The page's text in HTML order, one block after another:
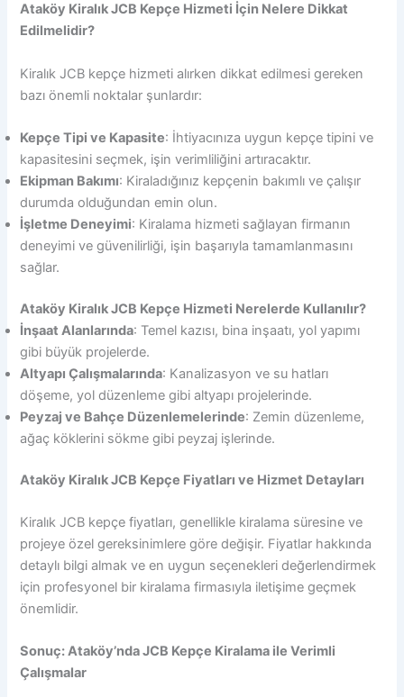
Ataköy Kiralık JCB Kepçe Hizmeti İçin Nelere Dikkat
Edilmelidir?
Kiralık JCB kepçe hizmeti alırken dikkat edilmesi gereken
bazı önemli noktalar şunlardır:
Kepçe Tipi ve Kapasite: İhtiyacınıza uygun kepçe tipini ve
kapasitesini seçmek, işin verimliliğini artıracaktır.
Ekipman Bakımı: Kiraladığınız kepçenin bakımlı ve çalışır
durumda olduğundan emin olun.
İşletme Deneyimi: Kiralama hizmeti sağlayan firmanın
deneyimi ve güvenilirliği, işin başarıyla tamamlanmasını
sağlar.
Ataköy Kiralık JCB Kepçe Hizmeti Nerelerde Kullanılır?
İnşaat Alanlarında: Temel kazısı, bina inşaatı, yol yapımı
gibi büyük projelerde.
Altyapı Çalışmalarında: Kanalizasyon ve su hatları
döşeme, yol düzenleme gibi altyapı projelerinde.
Peyzaj ve Bahçe Düzenlemelerinde: Zemin düzenleme,
ağaç köklerini sökme gibi peyzaj işlerinde.
Ataköy Kiralık JCB Kepçe Fiyatları ve Hizmet Detayları
Kiralık JCB kepçe fiyatları, genellikle kiralama süresine ve
projeye özel gereksinimlere göre değişir. Fiyatlar hakkında
detaylı bilgi almak ve en uygun seçenekleri değerlendirmek
için profesyonel bir kiralama firmasıyla iletişime geçmek
önemlidir.
Sonuç: Ataköy’nda JCB Kepçe Kiralama ile Verimli
Çalışmalar